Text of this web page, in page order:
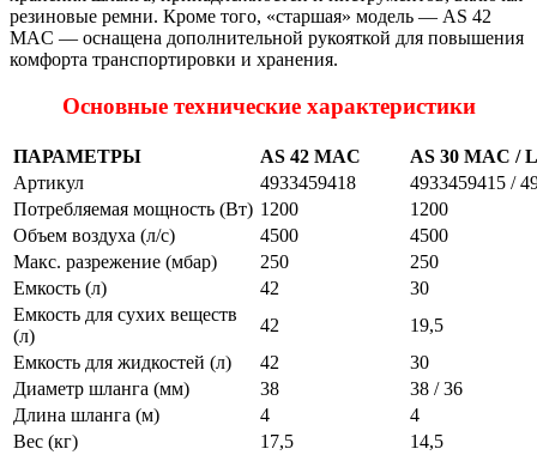
резиновые ремни. Кроме того, «старшая» модель — AS 42
MAC — оснащена дополнительной рукояткой для повышения
комфорта транспортировки и хранения.
Основные технические характеристики
ПАРАМЕТРЫ AS 42 MAC AS 30 MAC /L
Артикул
4933459418
4933459415 /
Потребляемая мощность (Вт) 1200
1200
Объем воздуха (л/с)
4500
4500
Макc. разрежение (мбар)
250
250
Емкость (л)
42
30
Емкость для сухих веществ
(л)
42
19,5
Емкость для жидкостей (л)
42
30
Диаметр шланга (мм)
38
38 / 36
Длина шланга (м)
4
4
Вес (кг)
17,5
14,5